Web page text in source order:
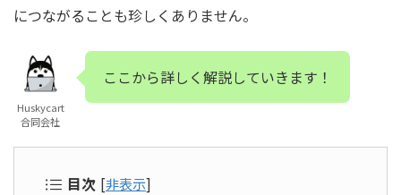
につながることも珍しくありません。
Huskycart
合同会社
ここから詳しく解説していきます！
目次 [非表示]